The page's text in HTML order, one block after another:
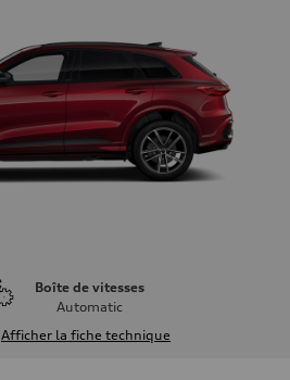
Boîte de vitesses
Automatic
Afficher la fiche technique